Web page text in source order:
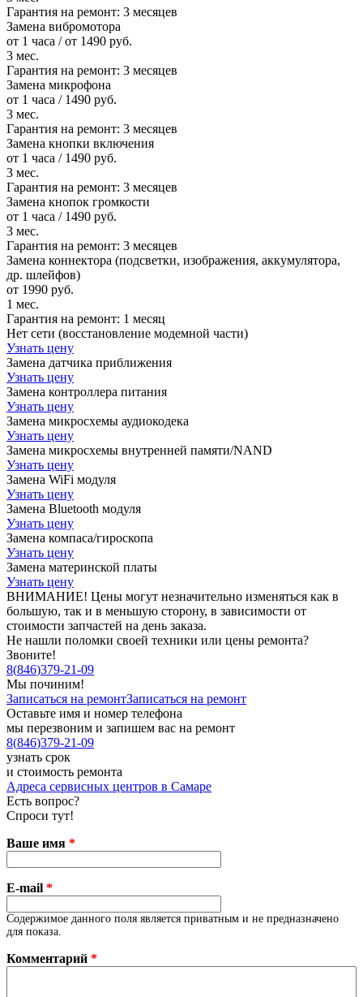
Гарантия на ремонт: 3 месяцев
Замена вибромотора
от 1 часа / от 1490 руб.
3 мес.
Гарантия на ремонт: 3 месяцев
Замена микрофона
от 1 часа / 1490 руб.
3 мес.
Гарантия на ремонт: 3 месяцев
Замена кнопки включения
от 1 часа / 1490 руб.
3 мес.
Гарантия на ремонт: 3 месяцев
Замена кнопок громкости
от 1 часа / 1490 руб.
3 мес.
Гарантия на ремонт: 3 месяцев
Замена коннектора (подсветки, изображения, аккумулятора,
др. шлейфов)
от 1990 руб.
1 мес.
Гарантия на ремонт: 1 месяц
Нет сети (восстановление модемной части)
Узнать цену
Замена датчика приближения
Узнать цену
Замена контроллера питания
Узнать цену
Замена микросхемы аудиокодека
Узнать цену
Замена микросхемы внутренней памяти/NAND
Узнать цену
Замена WiFi модуля
Узнать цену
Замена Bluetooth модуля
Узнать цену
Замена компаса/гироскопа
Узнать цену
Замена материнской платы
Узнать цену
ВНИМАНИЕ! Цены могут незначительно изменяться как в
большую, так и в меньшую сторону, в зависимости от
стоимости запчастей на день заказа.
Не нашли поломки своей техники или цены ремонта?
Звоните!
8(846)379-21-09
Мы починим!
Записаться на ремонтЗаписаться на ремонт
Оставьте имя и номер телефона
мы перезвоним и запишем вас на ремонт
8(846)379-21-09
узнать срок
и стоимость ремонта
Адреса сервисных центров в Самаре
Есть вопрос?
Спроси тут!
Ваше имя *
E-mail *
Содержимое данного поля является приватным и не предназначено
для показа.
Комментарий *